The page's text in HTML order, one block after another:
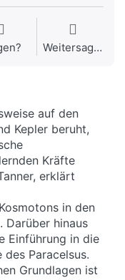
Weitersagen
auf den
Kepler beruht,
Kräfte
erklärt
in den
Darüber hinaus
Einführung in die
Paracelsus.
Grundlagen ist